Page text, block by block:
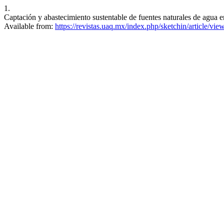
1.
Captación y abastecimiento sustentable de fuentes naturales de
Available from: https://revistas.uaq.mx/index.php/sketchin/article/